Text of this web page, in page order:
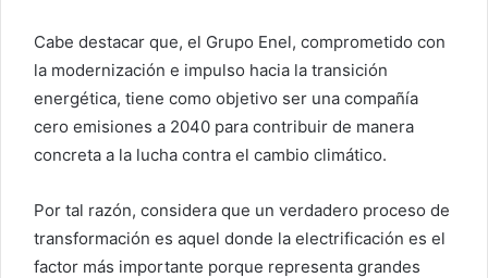
Cabe destacar que, el Grupo Enel, comprometido con
la modernización e impulso hacia la transición
energética, tiene como objetivo ser una compañía
cero emisiones a 2040 para contribuir de manera
concreta a la lucha contra el cambio climático.
Por tal razón, considera que un verdadero proceso de
transformación es aquel donde la electrificación es el
factor más importante porque representa grandes